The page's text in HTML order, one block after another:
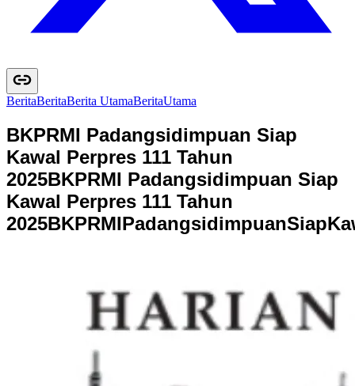
BeritaBeritaBerita UtamaBeritaUtama
BKPRMI Padangsidimpuan Siap
Kawal Perpres 111 Tahun
2025BKPRMI Padangsidimpuan Siap
Kawal Perpres 111 Tahun
2025BKPRMIPadangsidimpuanSiapKa